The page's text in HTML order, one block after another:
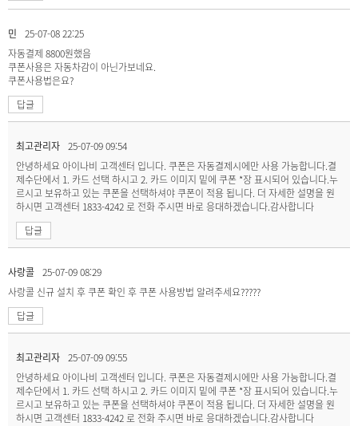
민
25-07-08 22:25
자동결제 8800원했음
쿠폰사용은 자동차감이 아닌가보네요.
쿠폰사용법은요?
답글
최고관리자 25-07-09 09:54
안녕하세요 아이나비 고객센터 입니다. 쿠폰은 자동결제시에만 사용 가능합니다.결
제수단에서 1. 카드 선택 하시고 2. 카드 이미지 밑에 쿠폰 *장 표시되어 있습니다.누
르시고 보유하고 있는 쿠폰을 선택하셔야 쿠폰이 적용 됩니다. 더 자세한 설명을 원
하시면 고객센터 1833-4242 로 전화 주시면 바로 응대하겠습니다.감사합니다
답글
사랑콜 25-07-09 08:29
사랑콜 신규 설치 후 쿠폰 확인 후 쿠폰 사용방법 알려주세요?????
답글
최고관리자 25-07-09 09:55
안녕하세요 아이나비 고객센터 입니다. 쿠폰은 자동결제시에만 사용 가능합니다.결
제수단에서 1. 카드 선택 하시고 2. 카드 이미지 밑에 쿠폰 *장 표시되어 있습니다.누
르시고 보유하고 있는 쿠폰을 선택하셔야 쿠폰이 적용 됩니다. 더 자세한 설명을 원
하시면 고객센터 1833-4242 로 전화 주시면 바로 응대하겠습니다.감사합니다